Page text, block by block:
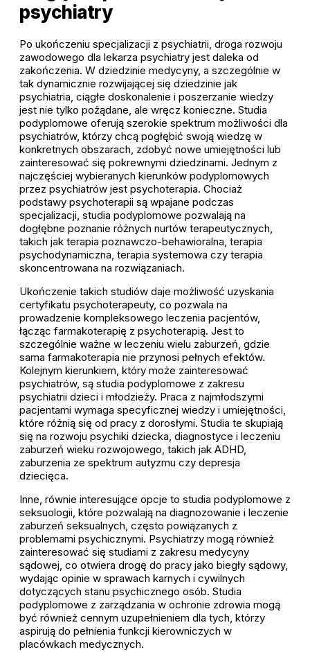
psychiatry
Po ukończeniu specjalizacji z psychiatrii, droga rozwoju
zawodowego dla lekarza psychiatry jest daleka od
zakończenia. W dziedzinie medycyny, a szczególnie w
tak dynamicznie rozwijającej się dziedzinie jak
psychiatria, ciągłe doskonalenie i poszerzanie wiedzy
jest nie tylko pożądane, ale wręcz konieczne. Studia
podyplomowe oferują szerokie spektrum możliwości dla
psychiatrów, którzy chcą pogłębić swoją wiedzę w
konkretnych obszarach, zdobyć nowe umiejętności lub
zainteresować się pokrewnymi dziedzinami. Jednym z
najczęściej wybieranych kierunków podyplomowych
przez psychiatrów jest psychoterapia. Chociaż
podstawy psychoterapii są wpajane podczas
specjalizacji, studia podyplomowe pozwalają na
dogłębne poznanie różnych nurtów terapeutycznych,
takich jak terapia poznawczo-behawioralna, terapia
psychodynamiczna, terapia systemowa czy terapia
skoncentrowana na rozwiązaniach.
Ukończenie takich studiów daje możliwość uzyskania
certyfikatu psychoterapeuty, co pozwala na
prowadzenie kompleksowego leczenia pacjentów,
łącząc farmakoterapię z psychoterapią. Jest to
szczególnie ważne w leczeniu wielu zaburzeń, gdzie
sama farmakoterapia nie przynosi pełnych efektów.
Kolejnym kierunkiem, który może zainteresować
psychiatrów, są studia podyplomowe z zakresu
psychiatrii dzieci i młodzieży. Praca z najmłodszymi
pacjentami wymaga specyficznej wiedzy i umiejętności,
które różnią się od pracy z dorosłymi. Studia te skupiają
się na rozwoju psychiki dziecka, diagnostyce i leczeniu
zaburzeń wieku rozwojowego, takich jak ADHD,
zaburzenia ze spektrum autyzmu czy depresja
dziecięca.
Inne, równie interesujące opcje to studia podyplomowe z
seksuologii, które pozwalają na diagnozowanie i leczenie
zaburzeń seksualnych, często powiązanych z
problemami psychicznymi. Psychiatrzy mogą również
zainteresować się studiami z zakresu medycyny
sądowej, co otwiera drogę do pracy jako biegły sądowy,
wydając opinie w sprawach karnych i cywilnych
dotyczących stanu psychicznego osób. Studia
podyplomowe z zarządzania w ochronie zdrowia mogą
być również cennym uzupełnieniem dla tych, którzy
aspirują do pełnienia funkcji kierowniczych w
placówkach medycznych.